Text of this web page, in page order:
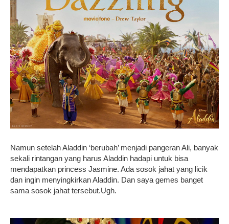
Namun setelah Aladdin ‘berubah’ menjadi pangeran Ali, banyak
sekali rintangan yang harus Aladdin hadapi untuk bisa
mendapatkan princess Jasmine. Ada sosok jahat yang licik
dan ingin menyingkirkan Aladdin. Dan saya gemes banget
sama sosok jahat tersebut.Ugh.